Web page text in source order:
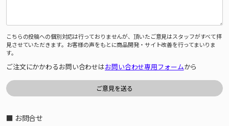
こちらの投稿への個別対応は行っておりませんが、頂いたご意見はスタッフがすべて拝
見させていただきます。お客様の声をもとに商品開発・サイト改善を行ってまいりま
す。
ご注文にかかわるお問い合わせはお問い合わせ専用フォームから
■ お問合せ